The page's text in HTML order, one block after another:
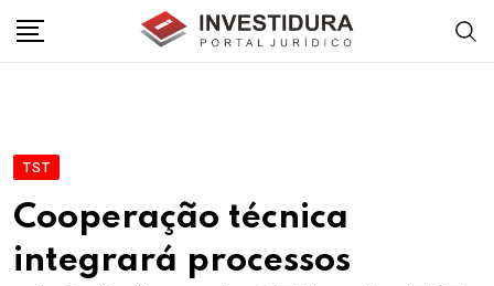
TST
Cooperação técnica
integrará processos